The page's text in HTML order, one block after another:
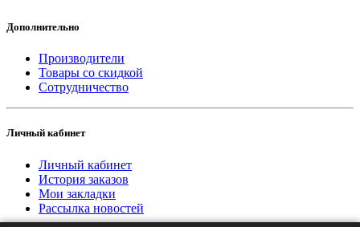
Дополнительно
Производители
Товары со скидкой
Сотрудничество
Личный кабинет
Личный кабинет
История заказов
Мои закладки
Рассылка новостей